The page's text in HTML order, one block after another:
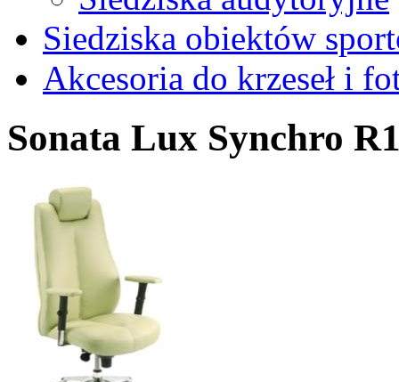
Siedziska obiektów
Akcesoria do krzeseł i
Sonata Lux Synchro